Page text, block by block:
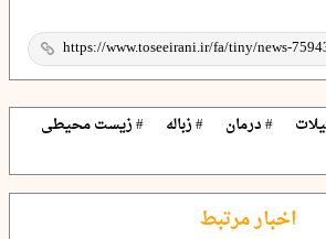
# درمان # زباله
# زیست محیطی
اخبار مرتبط